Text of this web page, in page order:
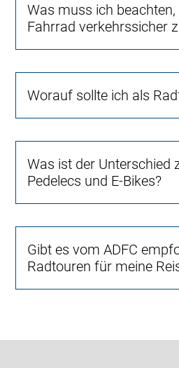
Was muss ich
Fahrrad verkehrssicher
Worauf sollte ich als
Was ist der Unterschied
Pedelecs und E-Bikes?
Gibt es vom ADFC
Radtouren für meine